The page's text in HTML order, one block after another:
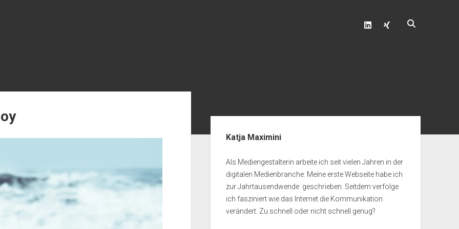
linkedinxing
Katja Maximini
Als Mediengestalterin arbeite ich seit vielen Jahren in der
digitalen Medienbranche. Meine erste Webseite habe ich
zur Jahrtausendwende geschrieben. Seitdem verfolge
ich fasziniert wie das Internet die Kommunikation
verändert. Zu schnell oder nicht schnell genug?